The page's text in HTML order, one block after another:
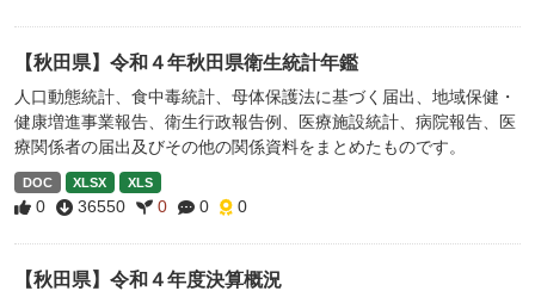
【秋田県】令和４年秋田県衛生統計年鑑
人口動態統計、食中毒統計、母体保護法に基づく届出、地域保健・
健康増進事業報告、衛生行政報告例、医療施設統計、病院報告、医
療関係者の届出及びその他の関係資料をまとめたものです。
DOC XLSX XLS
0 36550 0 0 0
【秋田県】令和４年度決算概況